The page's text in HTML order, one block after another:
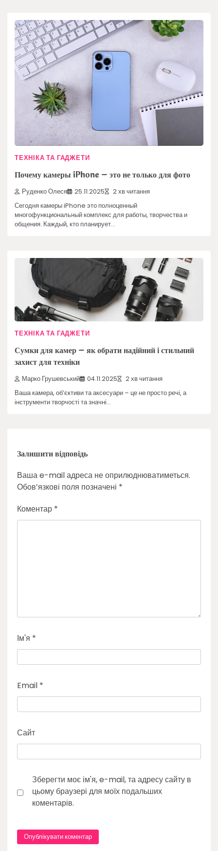
ТЕХНІКА ТА ГАДЖЕТИ
Почему камеры iPhone – это не только для фото
Руденко Олеся 25.11.2025 2 хв читання
Сегодня камеры iPhone это полноценный
многофункциональный комплекс для работы, творчества и
общения. Каждый, кто планирует…
ТЕХНІКА ТА ГАДЖЕТИ
Сумки для камер – як обрати надійний і стильний
захист для техніки
Марко Грушевський 04.11.2025 2 хв читання
Ваша камера, об’єктиви та аксесуари – це не просто речі, а
інструменти творчості та значні…
Залишити відповідь
Ваша e-mail адреса не оприлюднюватиметься.
Обов’язкові поля позначені *
Коментар *
Ім'я *
Email *
Сайт
Зберегти моє ім'я, e-mail, та адресу сайту в
цьому браузері для моїх подальших
коментарів.